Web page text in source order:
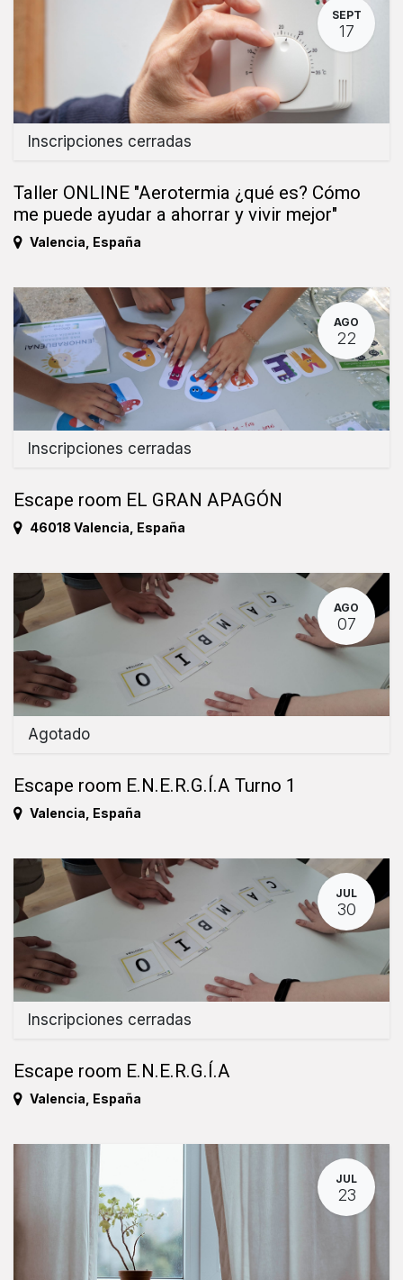
SEPT
17
Inscripciones cerradas
Taller ONLINE "Aerotermia ¿qué es? Cómo
me puede ayudar a ahorrar y vivir mejor"
Valencia España
AGO
22
Inscripciones cerradas
Escape room EL GRAN APAGÓN
46018 Valencia España
AGO
07
Agotado
Escape room E.N.E.R.G.Í.A Turno 1
Valencia España
JUL
30
Inscripciones cerradas
Escape room E.N.E.R.G.Í.A
Valencia España
JUL
23